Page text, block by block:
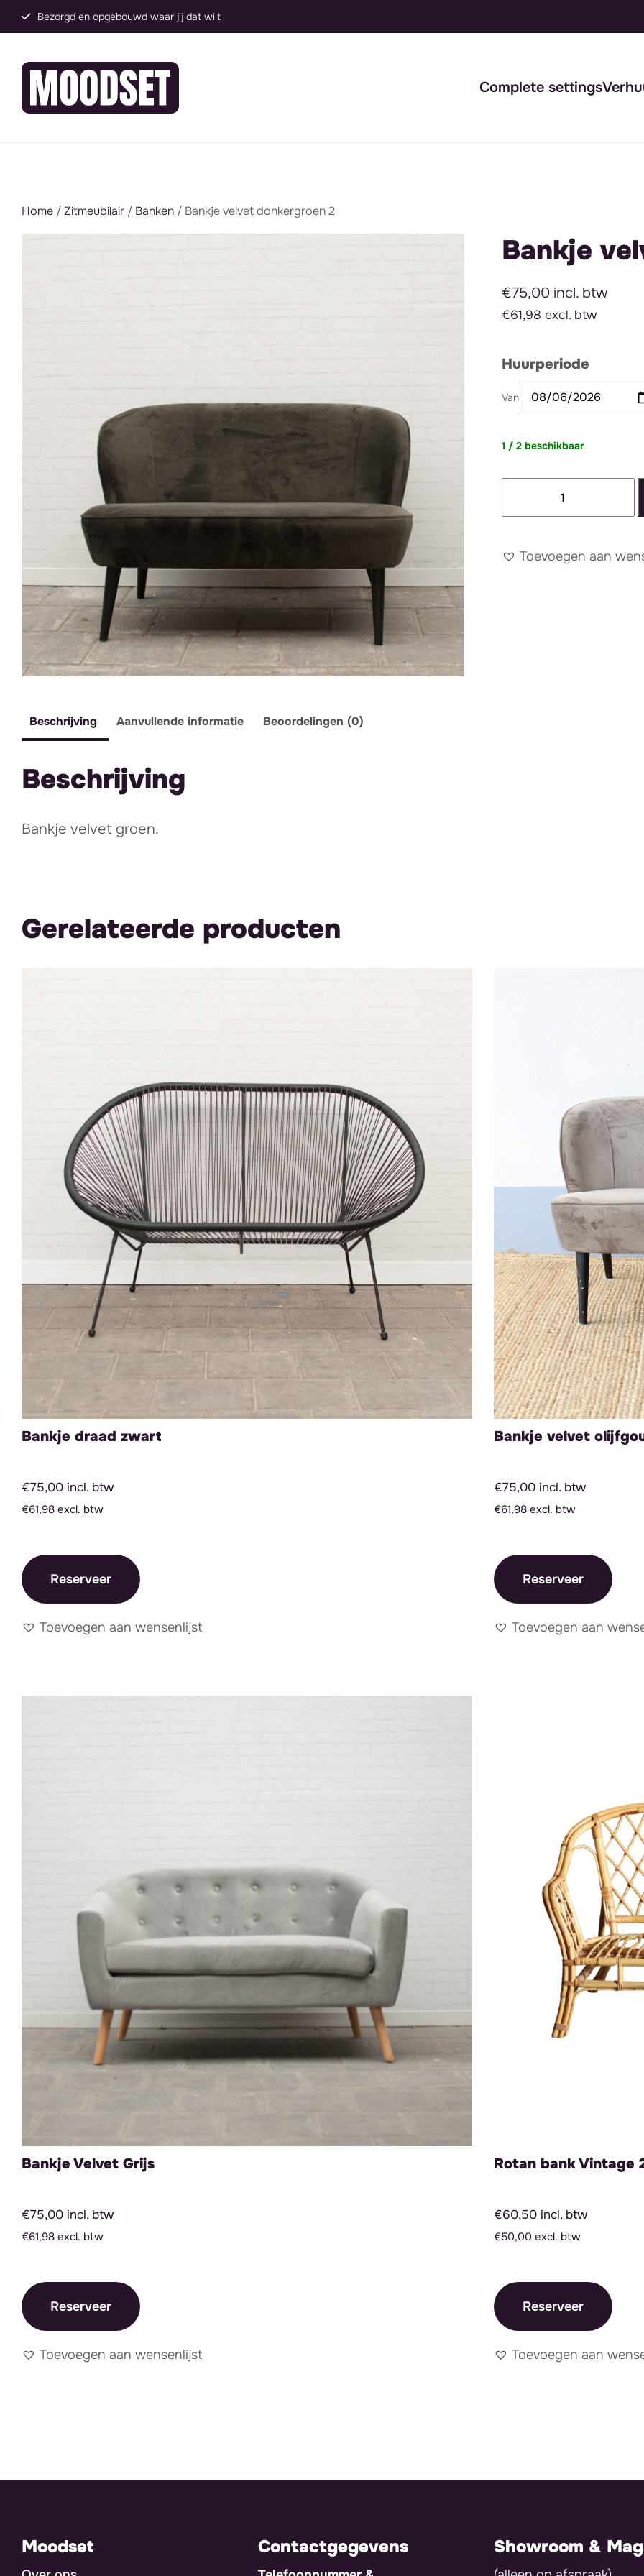
Bezorgd en opgebouwd waar jij dat wilt
Complete settings
Home /Zitmeubilair / Banken / Bankje velvet donkergroen 2
Bankje
€75,00 incl. btw
€61,98 excl. btw
Huurperiode
Van
1 / 2 beschikbaar
2
Toevoegen aan
Beschrijving Aanvullende informatie Beoordelingen (0)
Beschrijving
Bankje velvet groen.
Gerelateerde producten
Bankje draad zwart
€75,00 incl. btw
€61,98 excl. btw
Reserveer
Toevoegen aan wensenlijst
Bankje velvet
€75,00 incl. btw
€61,98 excl. btw
Reserveer
Toevoegen aan
Bankje Velvet Grijs
€75,00 incl. btw
€61,98 excl. btw
Reserveer
Toevoegen aan wensenlijst
Rotan bank Vintage
€60,50 incl. btw
€50,00 excl. btw
Reserveer
Toevoegen aan
Moodset Contactgegevens Showroom &